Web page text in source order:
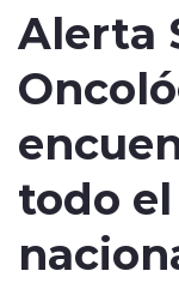
Alerta
todo